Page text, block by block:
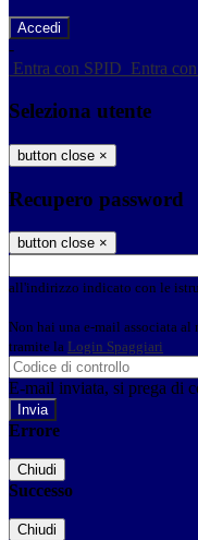
-
Entra con SPID Entra
Seleziona utente
button close ×
Recupero password
button close ×
all'indirizzo indicato con le
Non hai una e-mail associata al
tramite la Login Spaggiari
E-mail inviata, si prega di
Errore
Chiudi
Successo
Chiudi